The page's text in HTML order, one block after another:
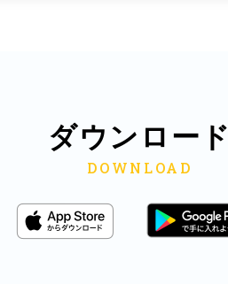
ダウンロード